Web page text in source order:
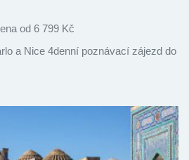
od 6 799 Kč
a Nice 4denní poznávací zájezd do